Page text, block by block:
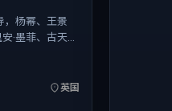
，杨幂、王景
·墨菲、古天乐
像碰撞推进人
日于英国首映英国